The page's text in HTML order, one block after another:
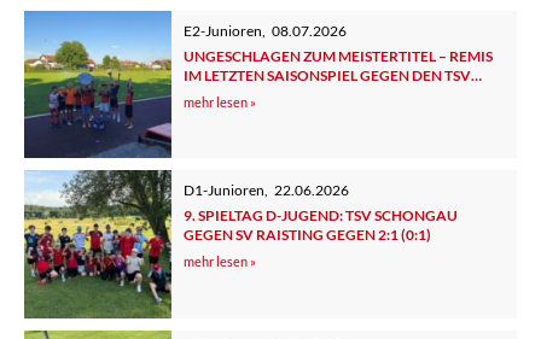
E2-Junioren
08.07.2026
UNGESCHLAGEN ZUM MEISTERTITEL – REMIS
IM LETZTEN SAISONSPIEL GEGEN DEN TSV
TUTZING 2
mehr lesen »
D1-Junioren, 22.06.2026
9. SPIELTAG D-JUGEND: TSV SCHONGAU
GEGEN SV RAISTING GEGEN 2:1 (0:1)
mehr lesen »